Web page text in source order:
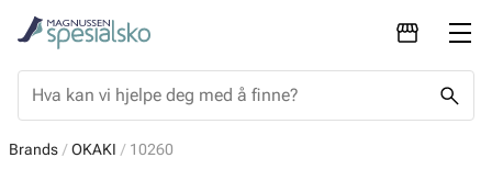
Brands OKAKI 10260